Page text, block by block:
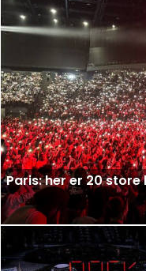
Paris: her er 20